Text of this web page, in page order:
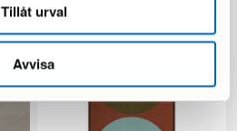
Tillåt urval
Avvisa